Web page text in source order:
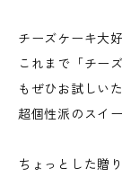
チーズケーキ大
これまで「チー
もぜひお試しい
超個性派のスイー
ちょっとした贈